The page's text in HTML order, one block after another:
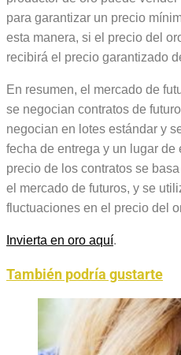
para garantizar un precio
esta manera, si el precio del
recibirá el precio garantizado
En resumen, el mercado de
se negocian contratos de
negocian en lotes estándar y
fecha de entrega y un lugar de
precio de los contratos se
el mercado de futuros, y se
fluctuaciones en el precio del
Invierta en oro aquí.
También podría gustarte